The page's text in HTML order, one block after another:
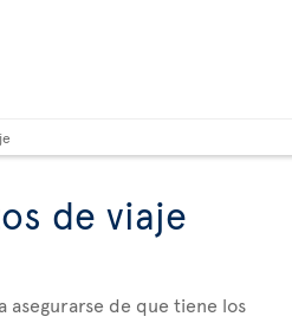
de viaje
asegurarse de que tiene los